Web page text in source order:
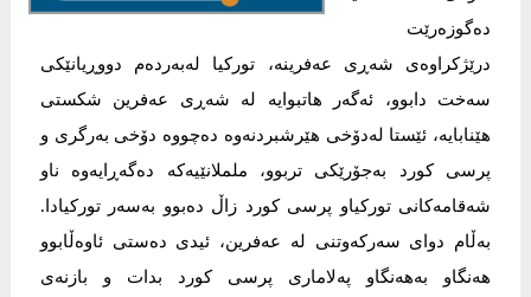
دەگوزەرێت
درێژكراوەی شەڕی عەفرینە، توركیا لەبەردەم دووڕیانێكی
سەخت دابوو، ئەگەر هاتبوایە لە شەڕی عەفرین شكستی
هێنابایە، ئێستا لەدۆخی هێرشبردنەوە دەچووە دۆخی بەرگری و
پرسی كورد بەجۆرێكی تربوو، ململانێیەكە دەگەڕایەوە ناو
شەقامەكانی توركیاو پرسی كورد زاڵ دەبوو بەسەر توركیادا.
بەڵام دوای سەركەوتنی لە عەفرین، ئیدی دەستی ئاوەڵابوو
هەنگاو بەهەنگاو پەلاماری پرسی كورد بدات و بازنەی